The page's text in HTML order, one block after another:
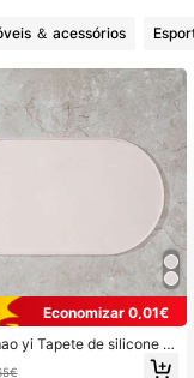
＆ acessórios
Economizar 0,01€
yi Tapete de silicone p
de animais de estimação,